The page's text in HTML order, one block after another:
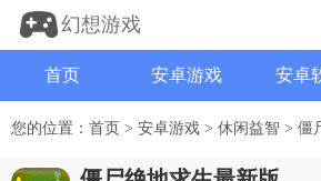
幻想游戏
首页 安卓游戏 安卓
您的位置： 首页 > 安卓游戏 > 休闲益智 > 僵